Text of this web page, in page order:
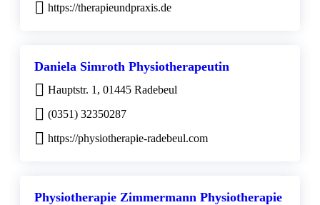
https://therapieundpraxis.de
Daniela Simroth Physiotherapeutin
Hauptstr. 1, 01445 Radebeul
(0351) 32350287
https://physiotherapie-radebeul.com
Physiotherapie Zimmermann Physiotherapie